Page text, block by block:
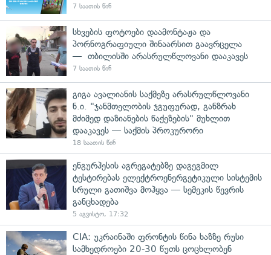
7 საათის წინ
სხვების ფოტოები დაამონტაჟა და
პორნოგრაფიული შინაარსით გაავრცელა
— თბილისში არასრულწლოვანი დააკავეს
7 საათის წინ
გიგა ავალიანის საქმეზე არასრულწლოვანი
ნ.ი. "ჯანმთელობის ჯგუფურად, განზრახ
მძიმედ დაზიანების წაქეზების" მუხლით
დააკავეს — საქმის პროკურორი
18 საათის წინ
ენგურჰესის აგრეგატებზე დაგეგმილ
ტესტირებას ელექტროენერგეტიკული სისტემის
სრული გათიშვა მოჰყვა — სემეკის წევრის
განცხადება
5 აგვისტო, 17:32
CIA: უკრაინაში ფრონტის წინა ხაზზე რუსი
სამხედროები 20-30 წუთს ცოცხლობენ